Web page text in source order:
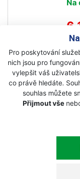
Pro poskytování
nich jsou pro
vylepšit váš
co právě hledáte.
souhlas můžete
Přijmout vše
Na
6
tyč